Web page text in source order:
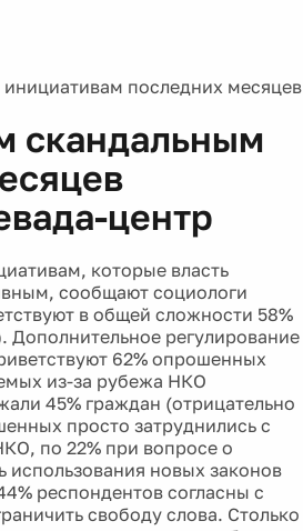
последних месяцев
скандальным
центр
которые власть
сообщают социологи
в общей сложности 58%
Дополнительное регулирование
62% опрошенных
из-за рубежа НКО
45% граждан (отрицательно
просто затруднились с
по 22% при вопросе о
использования новых законов
респондентов согласны с
свободу слова. Столько